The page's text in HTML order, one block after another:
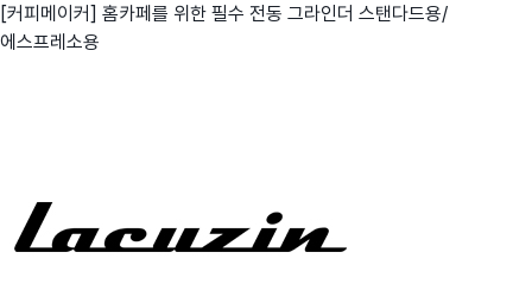
[커피메이커] 홈카페를 위한 필수 전동 그라인더 스탠다드용/
에스프레소용